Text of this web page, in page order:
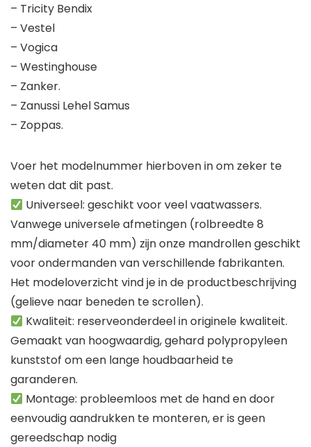
– Tricity Bendix
– Vestel
– Vogica
– Westinghouse
– Zanker.
– Zanussi Lehel Samus
– Zoppas.
Voer het modelnummer hierboven in om zeker te
weten dat dit past.
Universeel: geschikt voor veel vaatwassers.
Vanwege universele afmetingen (rolbreedte 8
mm/diameter 40 mm) zijn onze mandrollen geschikt
voor ondermanden van verschillende fabrikanten.
Het modeloverzicht vind je in de productbeschrijving
(gelieve naar beneden te scrollen).
Kwaliteit: reserveonderdeel in originele kwaliteit.
Gemaakt van hoogwaardig, gehard polypropyleen
kunststof om een lange houdbaarheid te
garanderen.
Montage: probleemloos met de hand en door
eenvoudig aandrukken te monteren, er is geen
gereedschap nodig